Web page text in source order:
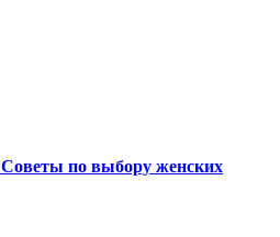
Советы по выбору женских